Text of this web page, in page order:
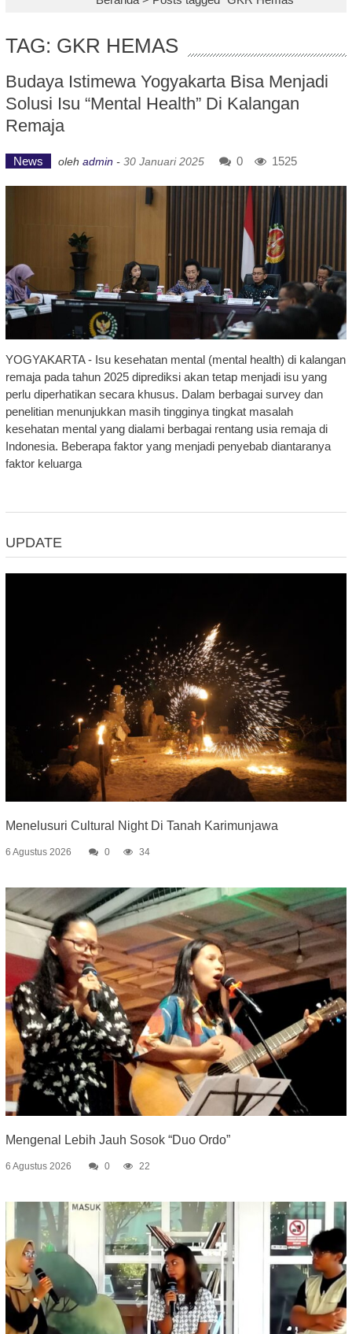
TAG: GKR HEMAS
Budaya Istimewa Yogyakarta Bisa Menjadi
Solusi Isu “Mental Health” Di Kalangan
Remaja
News oleh admin - 30 Januari 2025 0 1525
YOGYAKARTA - Isu kesehatan mental (mental health) di kalangan
remaja pada tahun 2025 diprediksi akan tetap menjadi isu yang
perlu diperhatikan secara khusus. Dalam berbagai survey dan
penelitian menunjukkan masih tingginya tingkat masalah
kesehatan mental yang dialami berbagai rentang usia remaja di
Indonesia. Beberapa faktor yang menjadi penyebab diantaranya
faktor keluarga
UPDATE
Menelusuri Cultural Night Di Tanah Karimunjawa
6 Agustus 2026 0 34
Mengenal Lebih Jauh Sosok “Duo Ordo”
6 Agustus 2026 0 22